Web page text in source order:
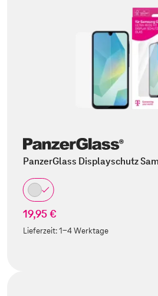
PanzerGlass Displayschutz
19,95 €
Lieferzeit:1-4 Werktage